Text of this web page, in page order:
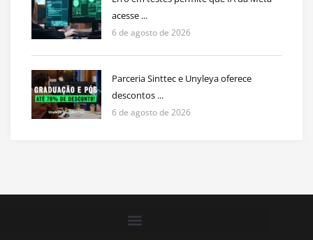
acesse ...
6 de agosto de 2026
Parceria Sinttec e Unyleya oferece
descontos ...
6 de agosto de 2026